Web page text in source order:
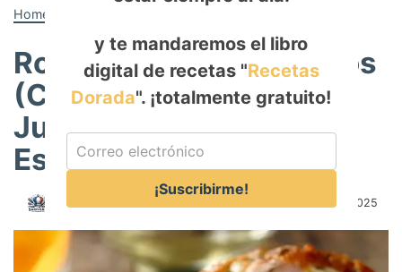
Home
Rollitos de Pollo Rellenos
(Cordon Bleu Casero) :
Jugoso, Elegante y
Especiado
Author: November 23, 2025
y te mandaremos el libro
digital de recetas "Recetas
Dorada". ¡totalmente gratuito!
¡Suscribirme!